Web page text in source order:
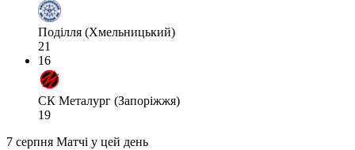
Поділля (Хмельницький)
21
16
СК Металург (Запоріжжя)
19
7 серпня Матчі у цей день